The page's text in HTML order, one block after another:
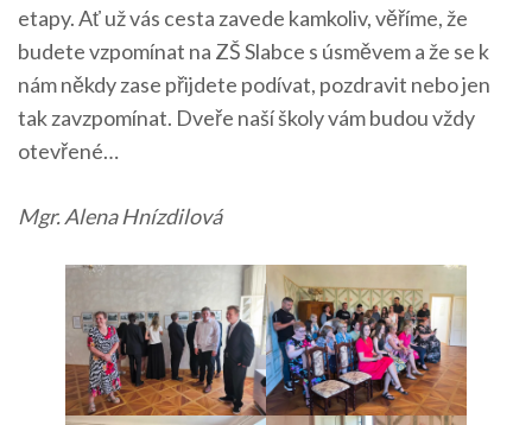
etapy. Ať už vás cesta zavede kamkoliv, věříme, že
budete vzpomínat na ZŠ Slabce s úsměvem a že se k
nám někdy zase přijdete podívat, pozdravit nebo jen
tak zavzpomínat. Dveře naší školy vám budou vždy
otevřené…
Mgr. Alena Hnízdilová